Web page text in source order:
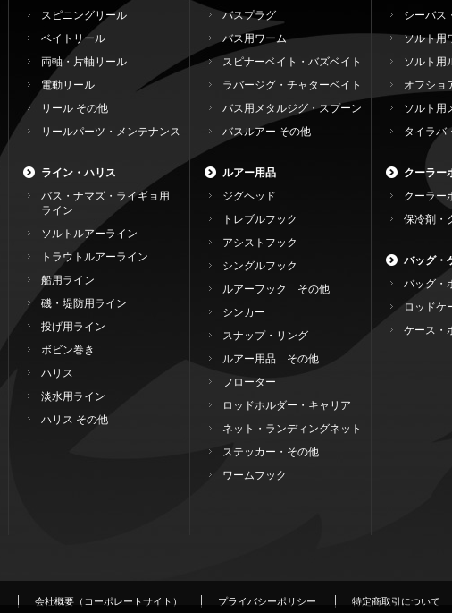
スピニングリール
ベイトリール
両軸・片軸リール
電動リール
リール その他
リールパーツ・メンテナンス
ライン・ハリス
バス・ナマズ・ライギョ用
ライン
ソルトルアーライン
トラウトルアーライン
船用ライン
磯・堤防用ライン
投げ用ライン
ボビン巻き
ハリス
淡水用ライン
ハリス その他
バスプラグ
バス用ワーム
スピナーベイト・バズベイト
ラバージグ・チャターベイト
バス用メタルジグ・スプーン
バスルアー その他
ルアー用品
ジグヘッド
トレブルフック
アシストフック
シングルフック
ルアーフック その他
シンカー
スナップ・リング
ルアー用品 その他
フローター
ロッドホルダー・キャリア
ネット・ランディングネット
ステッカー・その他
ワームフック
シーバス
ソルト用
ソルト用
オフショ
ソルト用
タイラバ
クーラー
クーラー
保冷剤・
バッグ・
バッグ・
ロッドケ
ケース・
会社概要（コーポレートサイト） プライバシーポリシー 特定商取引について